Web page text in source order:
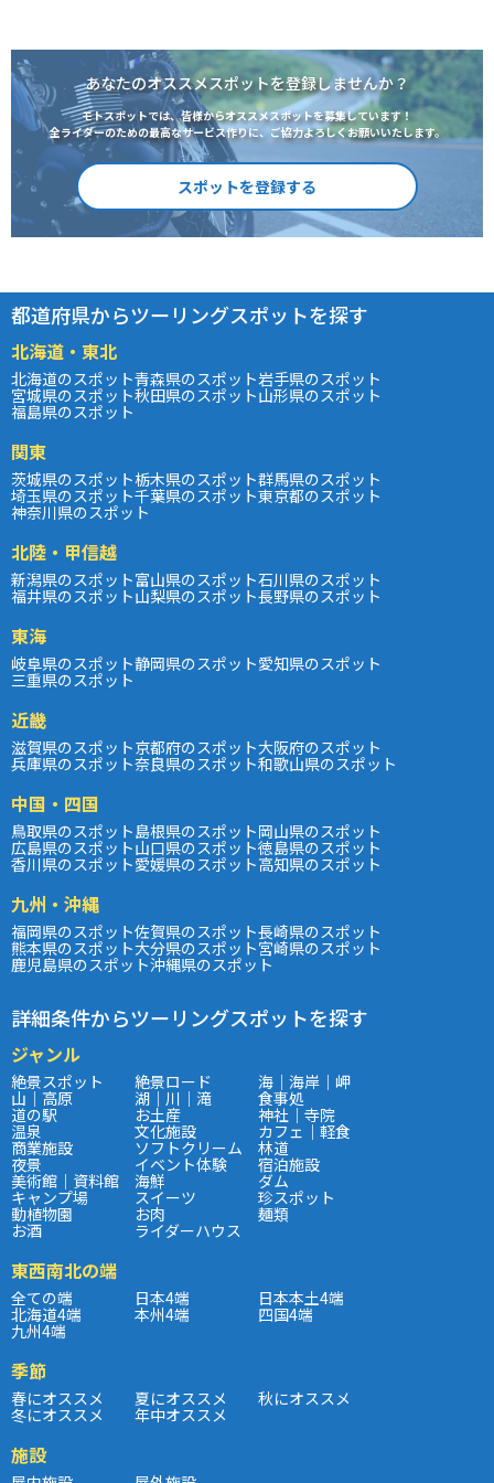
あなたのオススメスポットを登録しませんか？
モトスポットでは、皆様からオススメスポットを募集しています！
全ライダーのための最高なサービス作りに、ご協力よろしくお願いいたします。
スポットを登録する
都道府県からツーリングスポットを探す
北海道・東北
北海道のスポット青森県のスポット岩手県のスポット
宮城県のスポット秋田県のスポット山形県のスポット
福島県のスポット
関東
茨城県のスポット栃木県のスポット群馬県のスポット
埼玉県のスポット千葉県のスポット東京都のスポット
神奈川県のスポット
北陸・甲信越
新潟県のスポット富山県のスポット石川県のスポット
福井県のスポット山梨県のスポット長野県のスポット
東海
岐阜県のスポット静岡県のスポット愛知県のスポット
三重県のスポット
近畿
滋賀県のスポット京都府のスポット大阪府のスポット
兵庫県のスポット奈良県のスポット和歌山県のスポット
中国・四国
鳥取県のスポット島根県のスポット岡山県のスポット
広島県のスポット山口県のスポット徳島県のスポット
香川県のスポット愛媛県のスポット高知県のスポット
九州・沖縄
福岡県のスポット佐賀県のスポット長崎県のスポット
熊本県のスポット大分県のスポット宮崎県のスポット
鹿児島県のスポット沖縄県のスポット
詳細条件からツーリングスポットを探す
ジャンル
絶景スポット 絶景ロード 海｜海岸｜岬
山｜高原 湖｜川｜滝 食事処
道の駅 お土産 神社｜寺院
温泉 文化施設 カフェ｜軽食
商業施設 ソフトクリーム 林道
夜景 イベント体験 宿泊施設
美術館｜資料館 海鮮 ダム
キャンプ場 スイーツ 珍スポット
動植物園 お肉 麺類
お酒 ライダーハウス
東西南北の端
全ての端 日本4端 日本本土4端
北海道4端 本州4端 四国4端
九州4端
季節
春にオススメ 夏にオススメ 秋にオススメ
冬にオススメ 年中オススメ
施設